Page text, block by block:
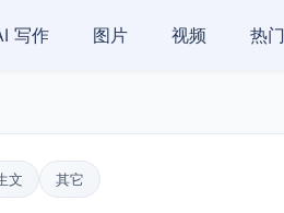
写作 图片 视频 热
文 其它